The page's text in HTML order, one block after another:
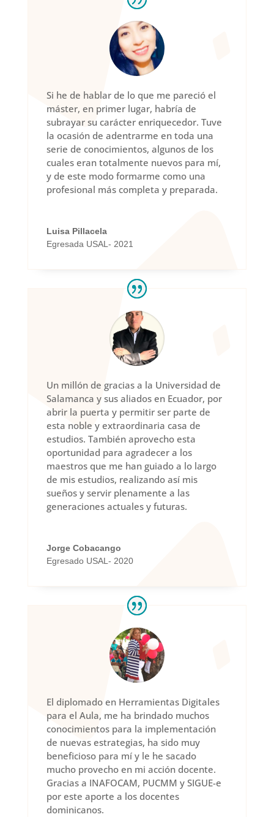
Si he de hablar de lo que me pareció el
máster, en primer lugar, habría de
subrayar su carácter enriquecedor. Tuve
la ocasión de adentrarme en toda una
serie de conocimientos, algunos de los
cuales eran totalmente nuevos para mí,
y de este modo formarme como una
profesional más completa y preparada.
Luisa Pillacela
Egresada USAL- 2021
Un millón de gracias a la Universidad de
Salamanca y sus aliados en Ecuador, por
abrir la puerta y permitir ser parte de
esta noble y extraordinaria casa de
estudios. También aprovecho esta
oportunidad para agradecer a los
maestros que me han guiado a lo largo
de mis estudios, realizando así mis
sueños y servir plenamente a las
generaciones actuales y futuras.
Jorge Cobacango
Egresado USAL- 2020
El diplomado en Herramientas Digitales
para el Aula, me ha brindado muchos
conocimientos para la implementación
de nuevas estrategias, ha sido muy
beneficioso para mí y le he sacado
mucho provecho en mi acción docente.
Gracias a INAFOCAM, PUCMM y SIGUE-e
por este aporte a los docentes
dominicanos.